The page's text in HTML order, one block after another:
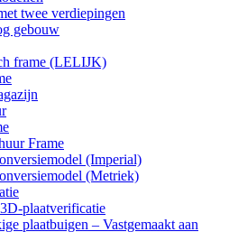
twee verdiepingen
gebouw
frame (LELIJK)
Frame
(Imperial)
(Metriek)
plaatverificatie
plaatbuigen – Vastgemaakt aan